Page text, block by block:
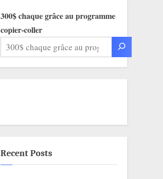
300$ chaque grâce au programme
copier-coller
Recent Posts